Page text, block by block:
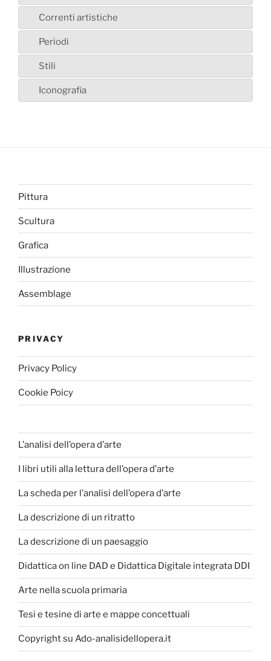
Correnti artistiche
Periodi
Stili
Iconografia
Pittura
Scultura
Grafica
Illustrazione
Assemblage
PRIVACY
Privacy Policy
Cookie Poicy
L’analisi dell’opera d’arte
I libri utili alla lettura dell’opera d’arte
La scheda per l’analisi dell’opera d’arte
La descrizione di un ritratto
La descrizione di un paesaggio
Didattica on line DAD e Didattica Digitale integrata DDI
Arte nella scuola primaria
Tesi e tesine di arte e mappe concettuali
Copyright su Ado-analisidellopera.it